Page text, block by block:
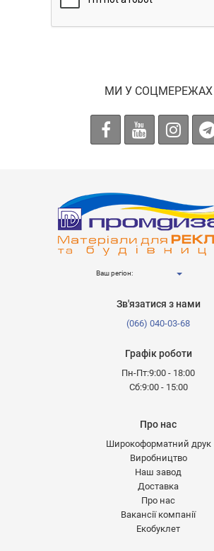
МИ У СОЦМЕРЕЖАХ
Ваш регіон:
Зв'язатися з нами
(066) 040-03-68
Графік роботи
Пн-Пт:9:00 - 18:00
Сб:9:00 - 15:00
Про нас
Широкоформатний друк
Виробництво
Наш завод
Доставка
Про нас
Вакансії компанії
Екобуклет